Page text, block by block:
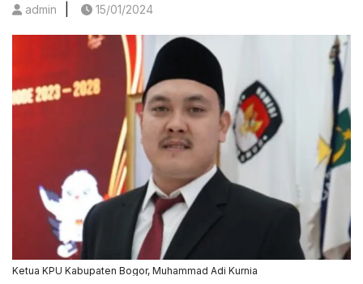
admin 15/01/2024
Ketua KPU Kabupaten Bogor, Muhammad Adi Kurnia